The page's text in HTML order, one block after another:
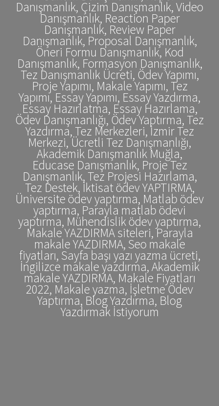
Danışmanlık, Çizim Danışmanlık, Video
Danışmanlık, Reaction Paper
Danışmanlık, Review Paper
Danışmanlık, Proposal Danışmanlık,
Öneri Formu Danışmanlık, Kod
Danışmanlık, Formasyon Danışmanlık,
Tez Danışmanlık Ücreti, Ödev Yapımı,
Proje Yapımı, Makale Yapımı, Tez
Yapımı, Essay Yapımı, Essay Yazdırma,
Essay Hazırlatma, Essay Hazırlama,
Ödev Danışmanlığı, Ödev Yaptırma, Tez
Yazdırma, Tez Merkezleri, İzmir Tez
Merkezi, Ücretli Tez Danışmanlığı,
Akademik Danışmanlık Muğla,
Educase Danışmanlık, Proje Tez
Danışmanlık, Tez Projesi Hazırlama,
Tez Destek, İktisat ödev YAPTIRMA,
Üniversite ödev yaptırma, Matlab ödev
yaptırma, Parayla matlab ödevi
yaptırma, Mühendislik ödev yaptırma,
Makale YAZDIRMA siteleri, Parayla
makale YAZDIRMA, Seo makale
fiyatları, Sayfa başı yazı yazma ücreti,
İngilizce makale yazdırma, Akademik
makale YAZDIRMA, Makale Fiyatları
2022, Makale yazma, İşletme Ödev
Yaptırma, Blog Yazdırma, Blog
Yazdırmak İstiyorum